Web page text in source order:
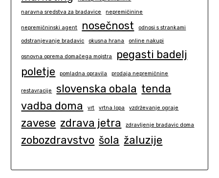
naravna sredstva za bradavice nepremičinine
nepremičninski agent nosečnost odnosi s strankami
odstranjevanje bradavic okusna hrana online nakupi
osnovna oprema domačega mojstra
pegasti badelj
poletje
pomladna opravila prodaja nepremičnine
restavracije slovenska obala tenda
vadba doma
vrt vrtna lopa vzdrževanje ograje
zavese zdrava jetra zdravljenje bradavic doma
zobozdravstvo šola žaluzije